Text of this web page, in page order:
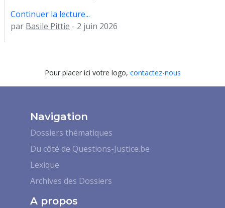
Continuer la lecture...
par Basile Pittie - 2 juin 2026
Pour placer ici votre logo, contactez-nous
Navigation
Dossiers thématiques
Du côté de Questions-Justice.be
Lexique
Archives des Dossiers
A propos